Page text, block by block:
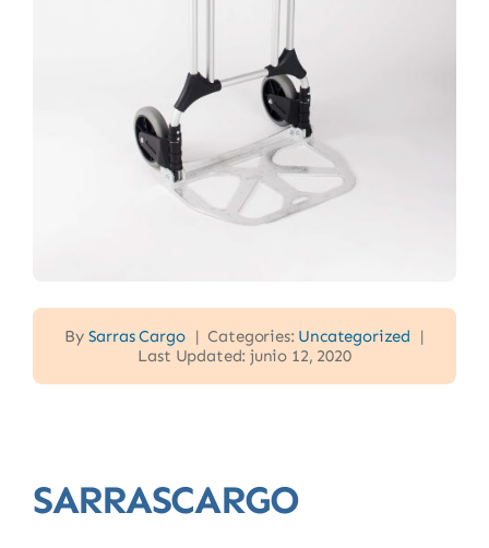
By Sarras Cargo | Categories: Uncategorized
|
Last Updated: junio 12, 2020
SARRASCARGO